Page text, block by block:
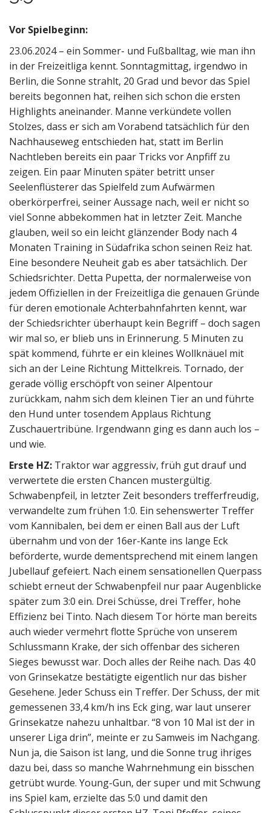
Vor Spielbeginn:
23.06.2024 – ein Sommer- und Fußballtag, wie man ihn
in der Freizeitliga kennt. Sonntagmittag, irgendwo in
Berlin, die Sonne strahlt, 20 Grad und bevor das Spiel
bereits begonnen hat, reihen sich schon die ersten
Highlights aneinander. Manne verkündete vollen
Stolzes, dass er sich am Vorabend tatsächlich für den
Nachhauseweg entschieden hat, statt im Berlin
Nachtleben bereits ein paar Tricks vor Anpfiff zu
zeigen. Ein paar Minuten später betritt unser
Seelenflüsterer das Spielfeld zum Aufwärmen
oberkörperfrei, seiner Aussage nach, weil er nicht so
viel Sonne abbekommen hat in letzter Zeit. Manche
glauben, weil so ein leicht glänzender Body nach 4
Monaten Training in Südafrika schon seinen Reiz hat.
Eine besondere Neuheit gab es aber tatsächlich. Der
Schiedsrichter. Detta Pupetta, der normalerweise von
jedem Offiziellen in der Freizeitliga die genauen Gründe
für deren emotionale Achterbahnfahrten kennt, war
der Schiedsrichter überhaupt kein Begriff – doch sagen
wir mal so, er blieb uns in Erinnerung. 5 Minuten zu
spät kommend, führte er ein kleines Wollknäuel mit
sich an der Leine Richtung Mittelkreis. Tornado, der
gerade völlig erschöpft von seiner Alpentour
zurückkam, nahm sich dem kleinen Tier an und führte
den Hund unter tosendem Applaus Richtung
Zuschauertribüne. Irgendwann ging es dann auch los –
und wie.
Erste HZ: Traktor war aggressiv, früh gut drauf und
verwertete die ersten Chancen mustergültig.
Schwabenpfeil, in letzter Zeit besonders trefferfreudig,
verwandelte zum frühen 1:0. Ein sehenswerter Treffer
vom Kannibalen, bei dem er einen Ball aus der Luft
übernahm und von der 16er-Kante ins lange Eck
beförderte, wurde dementsprechend mit einem langen
Jubellauf gefeiert. Nach einem sensationellen Querpass
schiebt erneut der Schwabenpfeil nur paar Augenblicke
später zum 3:0 ein. Drei Schüsse, drei Treffer, hohe
Effizienz bei Tinto. Nach diesem Tor hörte man bereits
auch wieder vermehrt flotte Sprüche von unserem
Schlussmann Krake, der sich offenbar des sicheren
Sieges bewusst war. Doch alles der Reihe nach. Das 4:0
von Grinsekatze bestätigte eigentlich nur das bisher
Gesehene. Jeder Schuss ein Treffer. Der Schuss, der mit
gemessenen 33,4 km/h ins Eck ging, war laut unserer
Grinsekatze nahezu unhaltbar. “8 von 10 Mal ist der in
unserer Liga drin”, meinte er zu Samweis im Nachgang.
Nun ja, die Saison ist lang, und die Sonne trug ihriges
dazu bei, dass so manche Wahrnehmung ein bisschen
getrübt wurde. Young-Gun, der super und mit Schwung
ins Spiel kam, erzielte das 5:0 und damit den